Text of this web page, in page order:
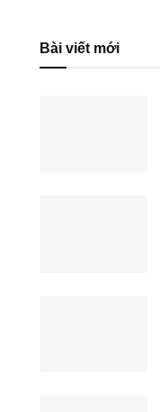
Bài viết mới